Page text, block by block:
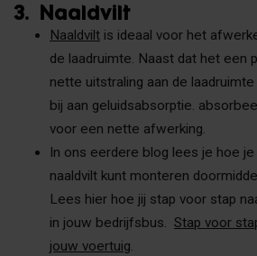
3. Naaldvilt
Naaldvilt is ideaal voor het
de laadruimte. Naast dat het een
nette uitstraling aan de
bij aan geluidsabsorptie.
voor een nette afwerking.
In ons eerdere blog lees je hoe
naaldvilt kunt monteren
Lees hier hoe jij stap voor stap
in jouw bedrijfsbus. Stap voor
jouw voertuig.